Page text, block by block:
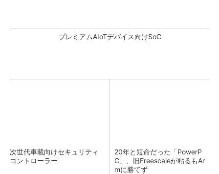
プレミアムAIoTデバイス向けSoC
次世代車載向けセキュリティ
コントローラー
20年と短命だった「PowerP
C」、旧Freescaleが粘るもAr
mに勝てず